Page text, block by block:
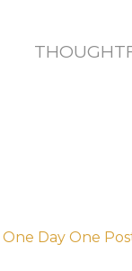
One Day One